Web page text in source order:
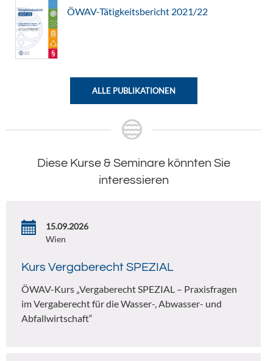
ÖWAV-Tätigkeitsbericht 2021/22
ALLE PUBLIKATIONEN
Diese Kurse & Seminare könnten Sie
interessieren
15.09.2026
Wien
Kurs Vergaberecht SPEZIAL
ÖWAV-Kurs „Vergaberecht SPEZIAL – Praxisfragen
im Vergaberecht für die Wasser-, Abwasser- und
Abfallwirtschaft“